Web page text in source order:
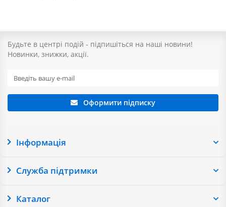
Будьте в центрі подій - підпишіться на наші новини!
Новинки, знижки, акції.
Оформити підписку
Інформація
Служба підтримки
Каталог